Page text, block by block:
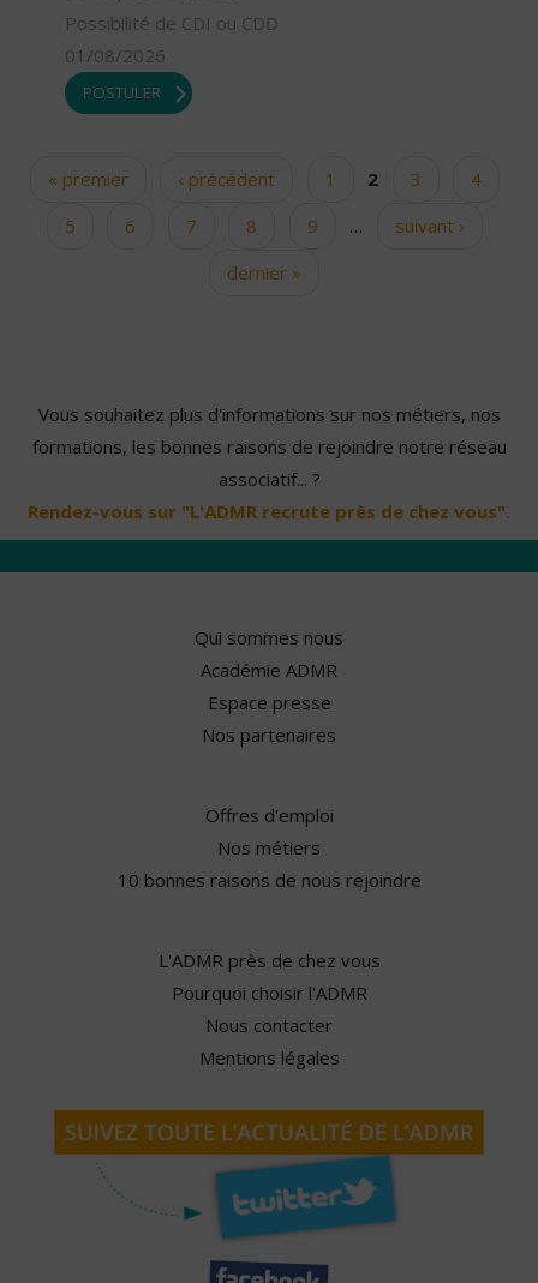
Possibilité de CDI ou CDD
01/08/2026
POSTULER
Pages« premier ‹ précédent 1 2 3
4
5
6 7 8 9 …
suivant ›
dernier »
Vous souhaitez plus d'informations sur nos métiers, nos
formations, les bonnes raisons de rejoindre notre réseau
associatif... ?
Rendez-vous sur "L'ADMR recrute près de chez vous".
Qui sommes nous
Académie ADMR
Espace presse
Nos partenaires
Offres d'emploi
Nos métiers
10 bonnes raisons de nous rejoindre
L'ADMR près de chez vous
Pourquoi choisir l'ADMR
Nous contacter
Mentions légales